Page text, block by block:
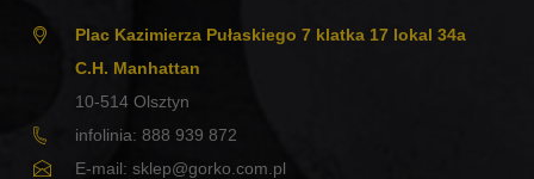
Plac Kazimierza Pułaskiego 7 klatka 17 lokal 34a
C.H. Manhattan
10-514 Olsztyn
infolinia: 888 939 872
E-mail: sklep@gorko.com.pl